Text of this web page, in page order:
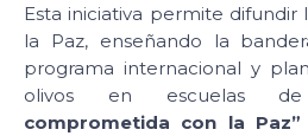
Esta iniciativa permite difundir
la Paz, enseñando la
programa internacional y
olivos en escuelas
comprometida con la Paz”